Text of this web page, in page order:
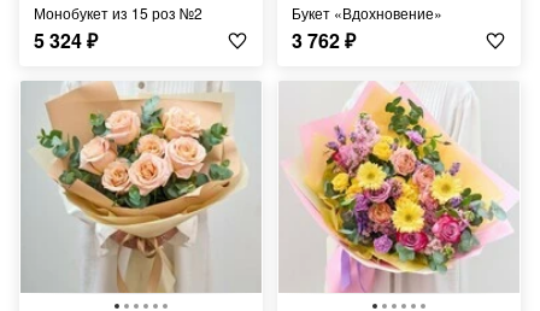
Монобукет из 15 роз №2
5 324₽
Букет «Вдохновение»
3 762₽